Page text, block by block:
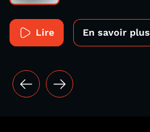
Lire En savoir plus